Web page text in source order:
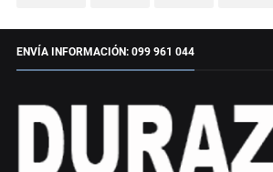
ENVÍA INFORMACIÓN: 099 961 044